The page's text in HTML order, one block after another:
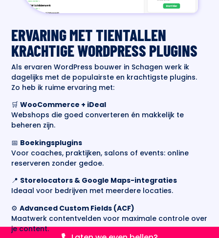
ERVARING MET TIENTALLEN
KRACHTIGE WORDPRESS PLUGINS
Als ervaren WordPress bouwer in Schagen werk ik
dagelijks met de populairste en krachtigste plugins.
Zo heb ik ruime ervaring met:
🛒WooCommerce + iDeal
Webshops die goed converteren én makkelijk te
beheren zijn.
📅 Boekingsplugins
Voor coaches, praktijken, salons of events: online
reserveren zonder gedoe.
📍 Storelocators & Google Maps-integraties
Ideaal voor bedrijven met meerdere locaties.
⚙️Advanced Custom Fields (ACF)
Maatwerk contentvelden voor maximale controle over
je content.